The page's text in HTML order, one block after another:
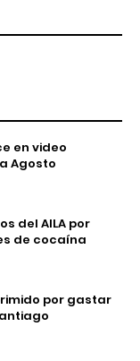
en video
Agosto
del AILA por
de cocaína
por gastar